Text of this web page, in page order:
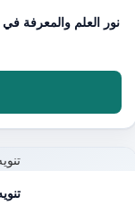
نور العلم والمعرفة في